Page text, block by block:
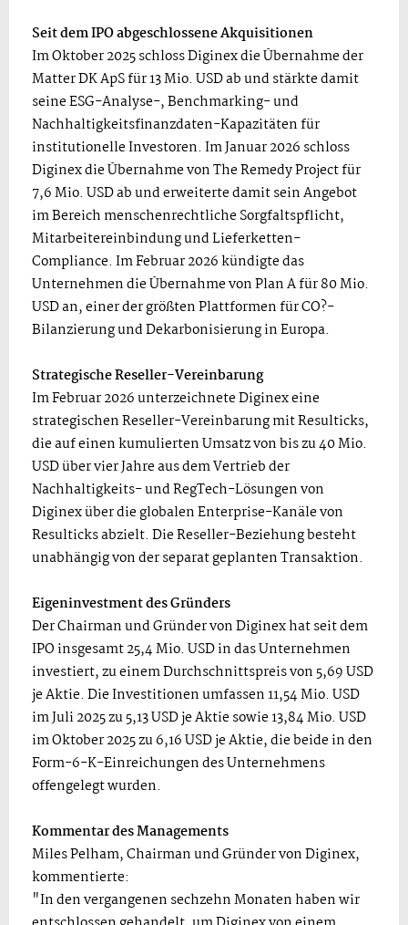
Seit dem IPO abgeschlossene Akquisitionen
Im Oktober 2025 schloss Diginex die Übernahme der
Matter DK ApS für 13 Mio. USD ab und stärkte damit
seine ESG-Analyse-, Benchmarking- und
Nachhaltigkeitsfinanzdaten-Kapazitäten für
institutionelle Investoren. Im Januar 2026 schloss
Diginex die Übernahme von The Remedy Project für
7,6 Mio. USD ab und erweiterte damit sein Angebot
im Bereich menschenrechtliche Sorgfaltspflicht,
Mitarbeitereinbindung und Lieferketten-
Compliance. Im Februar 2026 kündigte das
Unternehmen die Übernahme von Plan A für 80 Mio.
USD an, einer der größten Plattformen für CO?-
Bilanzierung und Dekarbonisierung in Europa.
Strategische Reseller-Vereinbarung
Im Februar 2026 unterzeichnete Diginex eine
strategischen Reseller-Vereinbarungmit Resulticks,
die auf einen kumulierten Umsatz von bis zu 40 Mio.
USD über vier Jahre aus dem Vertrieb der
Nachhaltigkeits- und RegTech-Lösungen von
Diginex über die globalen Enterprise-Kanäle von
Resulticks abzielt. Die Reseller-Beziehung besteht
unabhängig von der separat geplanten Transaktion.
Eigeninvestment des Gründers
Der Chairman und Gründer von Diginex hat seit dem
IPO insgesamt 25,4 Mio. USD in das Unternehmen
investiert, zu einem Durchschnittspreis von 5,69 USD
je Aktie. Die Investitionen umfassen 11,54 Mio. USD
im Juli 2025 zu 5,13 USD je Aktie sowie 13,84 Mio. USD
im Oktober 2025 zu 6,16 USD je Aktie, die beide in den
Form-6-K-Einreichungen des Unternehmens
offengelegt wurden.
Kommentar des Managements
Miles Pelham, Chairman und Gründer von Diginex,
kommentierte:
"In den vergangenen sechzehn Monaten haben wir